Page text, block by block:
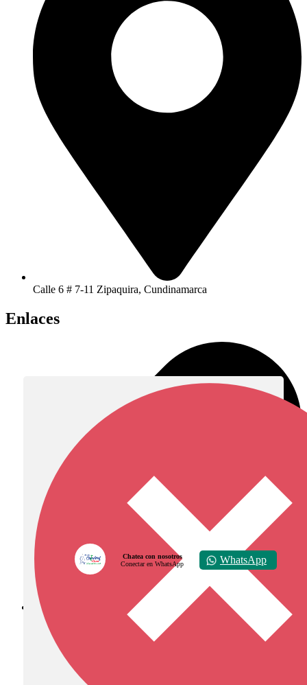
Calle 6 # 7-11 Zipaquira, Cundinamarca
Enlaces
Diócesis de Zipaquirá
Chatea con nosotros
Conectar en WhatsApp
WhatsApp